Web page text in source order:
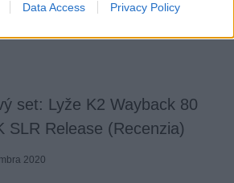
Data Access Privacy Policy
set: Lyže K2 Wayback 80
SLR Release (Recenzia)
2020